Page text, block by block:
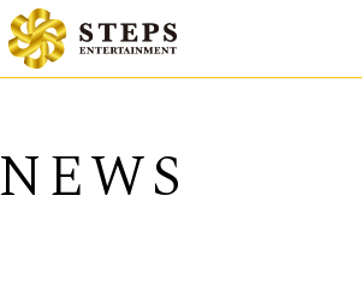
NEWS